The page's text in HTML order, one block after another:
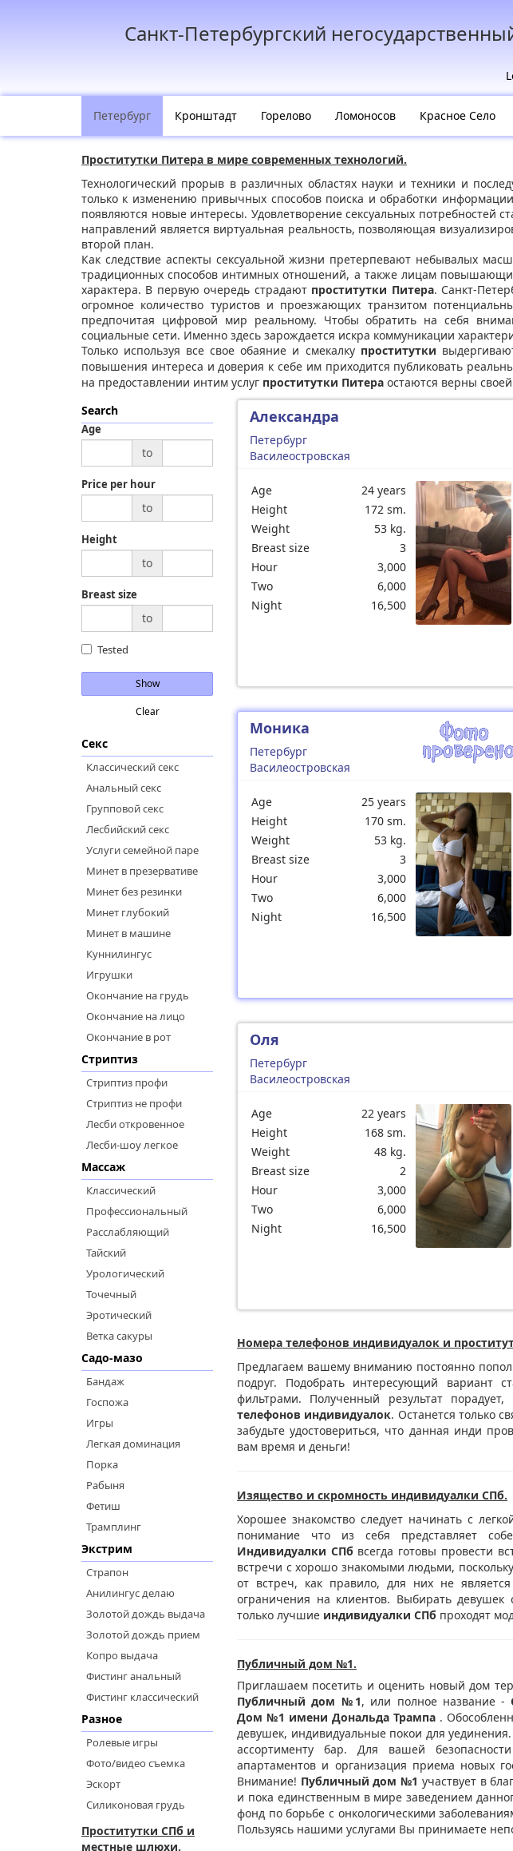
Санкт-Петербургский
Петербург Кронштадт Горелово Ломоносов Красное Село
Проститутки Питера в мире современных технологий.
Технологический прорыв в различных областях науки и техники и
только к изменению привычных способов поиска и обработки
появляются новые интересы. Удовлетворение сексуальных
направлений является виртуальная реальность, позволяющая
второй план.
Как следствие аспекты сексуальной жизни претерпевают небывалых
традиционных способов интимных отношений, а также лицам
характера. В первую очередь страдают проститутки Питера. Санкт-
огромное количество туристов и проезжающих транзитом
предпочитая цифровой мир реальному. Чтобы обратить на себя
социальные сети. Именно здесь зарождается искра коммуникации
Только используя все свое обаяние и смекалку проститутки
повышения интереса и доверия к себе им приходится публиковать
на предоставлении интим услуг проститутки Питера остаются верны
Search
Age
to
Price per hour
to
Height
to
Breast size
to
Tested
Show
Clear
Секс
Классический секс
Анальный секс
Групповой секс
Лесбийский секс
Услуги семейной паре
Минет в презервативе
Минет без резинки
Минет глубокий
Минет в машине
Куннилингус
Игрушки
Окончание на грудь
Окончание на лицо
Окончание в рот
Стриптиз
Стриптиз профи
Стриптиз не профи
Лесби откровенное
Лесби-шоу легкое
Массаж
Классический
Профессиональный
Расслабляющий
Тайский
Урологический
Точечный
Эротический
Ветка сакуры
Садо-мазо
Бандаж
Госпожа
Игры
Легкая доминация
Порка
Рабыня
Фетиш
Трамплинг
Экстрим
Страпон
Анилингус делаю
Золотой дождь выдача
Золотой дождь прием
Копро выдача
Фистинг анальный
Фистинг классический
Разное
Ролевые игры
Фото/видео съемка
Эскорт
Силиконовая грудь
Проститутки СПб и
местные шлюхи.
Александра
Петербург
Василеостровская
Age
24 years
Height
172 sm.
Weight
53 kg.
Breast size
3
Hour
3,000
Two
6,000
Night
16,500
Моника
Петербург
Василеостровская
Age
25 years
Height
170 sm.
Weight
53 kg.
Breast size
3
Hour
3,000
Two
6,000
Night
16,500
Оля
Петербург
Василеостровская
Age
22 years
Height
168 sm.
Weight
48 kg.
Breast size
2
Hour
3,000
Two
6,000
Night
16,500
Номера телефонов индивидуалок и
Предлагаем вашему вниманию постоянно
подруг. Подобрать интересующий вариант
фильтрами. Полученный результат
телефонов индивидуалок. Останется только
забудьте удостовериться, что данная инди
вам время и деньги!
Изящество и скромность индивидуалки СПб.
Хорошее знакомство следует начинать с
понимание что из себя представляет
Индивидуалки СПб всегда готовы провести
встречи с хорошо знакомыми людьми,
от встреч, как правило, для них не
ограничения на клиентов. Выбирать девушек
только лучшие индивидуалки СПб проходят
Публичный дом №1.
Приглашаем посетить и оценить новый дом
Публичный дом №1, или полное название -
Дом №1 имени Дональда Трампа .
девушек, индивидуальные покои для
ассортименту бар. Для вашей безопасности
апартаментов и организация приема новых
Внимание! Публичный дом №1 участвует в
и пока единственным в мире заведением
фонд по борьбе с онкологическими
Пользуясь нашими услугами Вы принимаете